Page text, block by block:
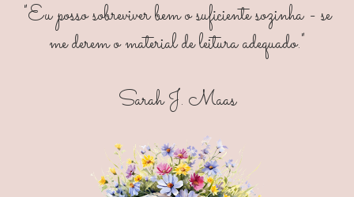
"Eu posso sobreviver bem o suficiente sozinha - se
me derem o material de leitura adequado."
Sarah J. Maas